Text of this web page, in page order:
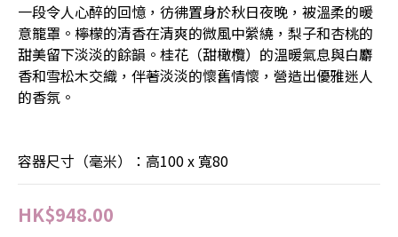
一段令人心醉的回憶，彷彿置身於秋日夜晚，被溫柔的暖
意籠罩。檸檬的清香在清爽的微風中縈繞，梨子和杏桃的
甜美留下淡淡的餘韻。桂花（甜橄欖）的溫暖氣息與白麝
香和雪松木交織，伴著淡淡的懷舊情懷，營造出優雅迷人
的香氛。
容器尺寸（毫米）：高100 x 寬80
HK$948.00